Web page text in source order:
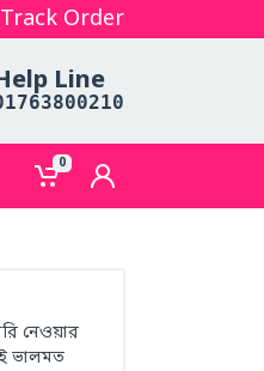
Gallery Bd. Hope
Track Order
Line
0
নেওয়ার
ভালমত